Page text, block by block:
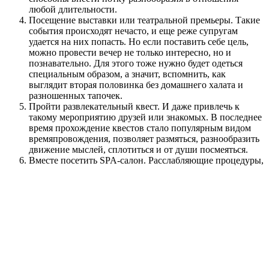
любой длительности.
Посещение выставки или театральной премьеры. Такие
события происходят нечасто, и еще реже супругам
удается на них попасть. Но если поставить себе цель,
можно провести вечер не только интересно, но и
познавательно. Для этого тоже нужно будет одеться
специальным образом, а значит, вспомнить, как
выглядит вторая половинка без домашнего халата и
разношенных тапочек.
Пройти развлекательный квест. И даже привлечь к
такому мероприятию друзей или знакомых. В последнее
время прохождение квестов стало популярным видом
времяпровождения, позволяет размяться, разнообразить
движение мыслей, сплотиться и от души посмеяться.
Вместе посетить SPA-салон. Расслабляющие процедуры,